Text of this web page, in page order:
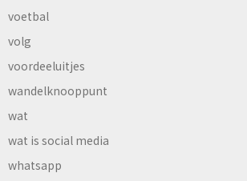
voetbal
volg
voordeeluitjes
wandelknooppunt
wat
wat is social media
whatsapp